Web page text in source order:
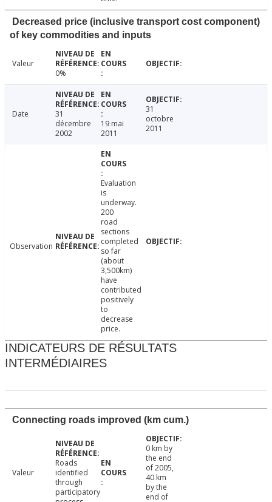
Decreased price (inclusive transport cost component)
of key commodities and inputs
Valeur
0%
Date
31
décembre
2002
19 mai
2011
31
octobre
2011
Observation
Evaluation
is
underway.
200
road
sections
completed
so far
(about
3,500km)
have
contributed
positively
to
decrease
price.
INDICATEURS DE RÉSULTATS
INTERMÉDIAIRES
Connecting roads improved (km cum.)
Valeur
Roads
identified
through
participatory
0 km by
the end
of 2005,
40 km
by the
end of